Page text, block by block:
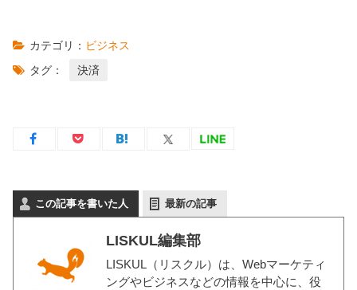
カテゴリ： ビジネス
タグ：
決済
この記事を書いた人 最新の記事
LISKUL編集部
LISKUL（リスクル） は、Webマーケティ
ングやビジネスなどの情報を中心に、役